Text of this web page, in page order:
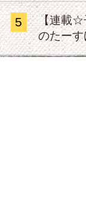
5
【連載☆
のたー